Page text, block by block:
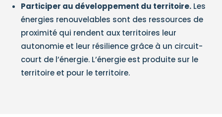
Participer au développement du territoire. Les
énergies renouvelables sont des ressources de
proximité qui rendent aux territoires leur
autonomie et leur résilience grâce à un circuit-
court de l’énergie. L’énergie est produite sur le
territoire et pour le territoire.